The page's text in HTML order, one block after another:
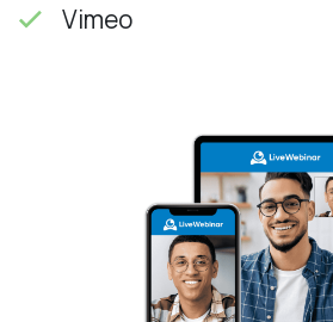
Vimeo